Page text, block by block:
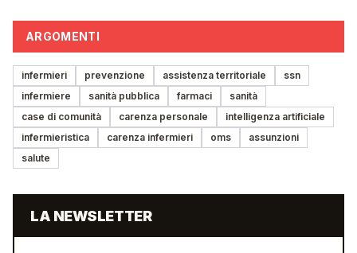
ARGOMENTI
infermieri prevenzione assistenza territoriale
ssn
infermiere
sanità pubblica farmaci
sanità
case di comunità
carenza personale
intelligenza artificiale
infermieristica
carenza infermieri oms
assunzioni
salute
LA NEWSLETTER